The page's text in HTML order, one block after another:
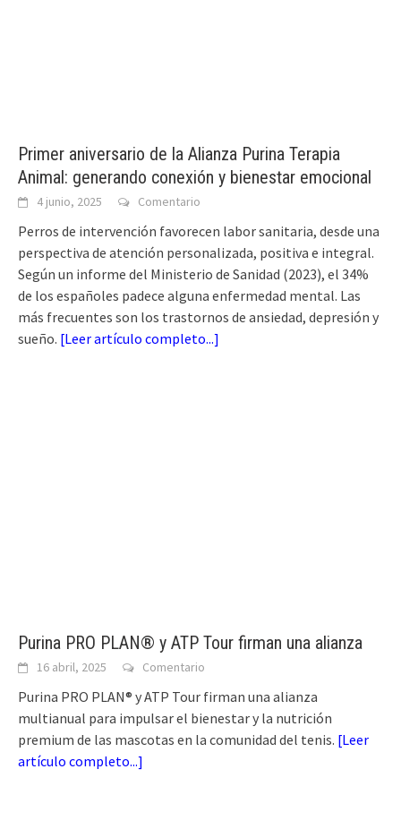
Primer aniversario de la Alianza Purina Terapia
Animal: generando conexión y bienestar emocional
4 junio, 2025 Comentario
Perros de intervención favorecen labor sanitaria, desde una
perspectiva de atención personalizada, positiva e integral.
Según un informe del Ministerio de Sanidad (2023), el 34%
de los españoles padece alguna enfermedad mental. Las
más frecuentes son los trastornos de ansiedad, depresión y
sueño. [Leer artículo completo...]
Purina PRO PLAN® y ATP Tour firman una alianza
16 abril, 2025 Comentario
Purina PRO PLAN® y ATP Tour firman una alianza
multianual para impulsar el bienestar y la nutrición
premium de las mascotas en la comunidad del tenis. [Leer
artículo completo...]